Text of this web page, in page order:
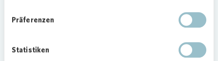
Präferenzen
Statistiken
Der neue Fitnessraum wird derzeit gereinigt,
Kürze genutzt werden kann. Auch professionelle
Geräte stehen bereits in Aussicht.